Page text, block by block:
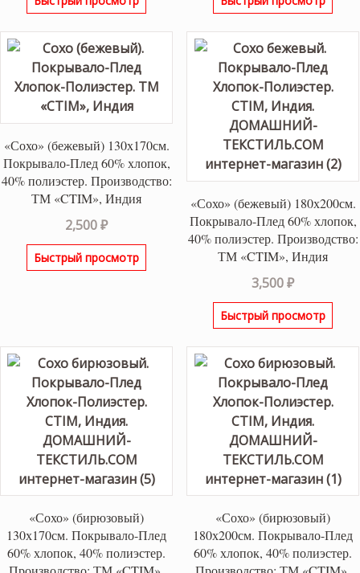
«Сохо» (бежевый) 130х170см.
Покрывало-Плед 60% хлопок,
40% полиэстер. Производство:
ТМ «CTIM», Индия
2,500₽
Быстрый просмотр
«Сохо» (бежевый) 180х200см.
Покрывало-Плед 60% хлопок,
40% полиэстер. Производство:
ТМ «CTIM», Индия
3,500₽
Быстрый просмотр
«Сохо» (бирюзовый)
130х170см. Покрывало-Плед
60% хлопок, 40% полиэстер.
«Сохо» (бирюзовый)
180х200см. Покрывало-Плед
60% хлопок, 40% полиэстер.